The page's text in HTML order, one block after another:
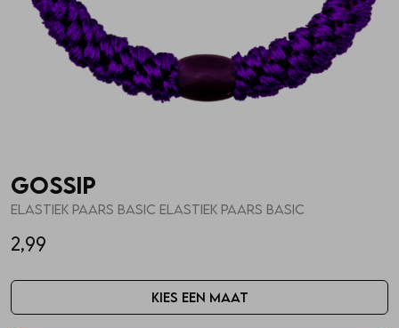
Blazers & gilets
Rokken
Sets
Broche
Enkelbandjes
Overige Sieraden
Parfum
Petten & Mutsen
Woonaccessoires
Overige Accessoires
Gossip
ELASTIEK PAARS BASIC ELASTIEK PAARS BASIC
2,99
Kies een maat